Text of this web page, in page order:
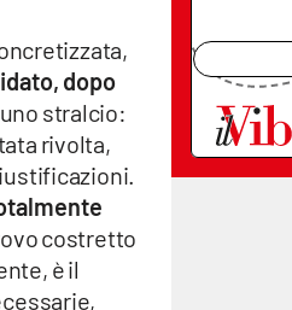
dopo
stralcio:
rivolta,
costretto
è il